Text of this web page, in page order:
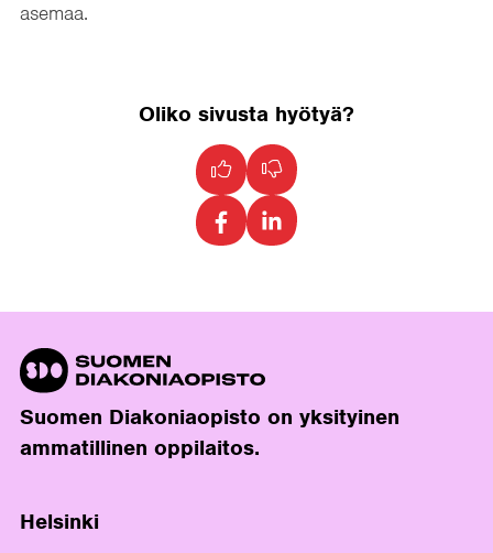
asemaa.
Oliko sivusta hyötyä?
Suomen Diakoniaopisto on yksityinen
ammatillinen oppilaitos.
Helsinki